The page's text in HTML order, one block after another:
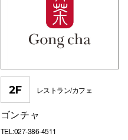
2F レストラン/カフェ
ゴンチャ
TEL:027-386-4511